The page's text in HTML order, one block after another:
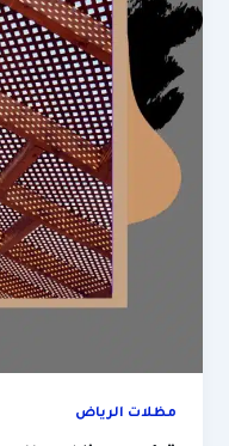
مظلات الرياض